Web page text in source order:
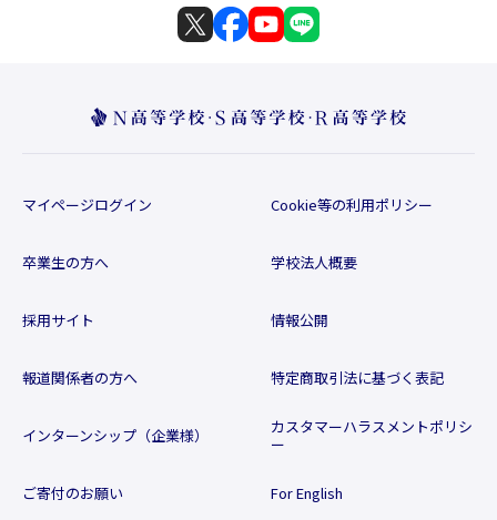
マイページログイン
卒業生の方へ
採用サイト
報道関係者の方へ
インターンシップ（企業様）
ご寄付のお願い
Cookie等の利用ポリシー
学校法人概要
情報公開
特定商取引法に基づく表記
カスタマーハラスメントポリシ
ー
For English